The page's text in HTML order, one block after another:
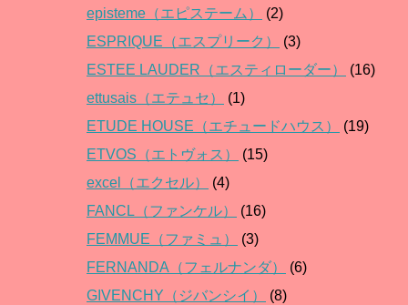
episteme（エピステーム）
(2)
ESPRIQUE（エスプリーク）
(3)
ESTEE LAUDER（エスティローダー）
(16)
ettusais（エテュセ）
(1)
ETUDE HOUSE（エチュードハウス）
(19)
ETVOS（エトヴォス）
(15)
excel（エクセル）
(4)
FANCL（ファンケル）
(16)
FEMMUE（ファミュ）
(3)
FERNANDA（フェルナンダ）
(6)
GIVENCHY（ジバンシイ）
(8)